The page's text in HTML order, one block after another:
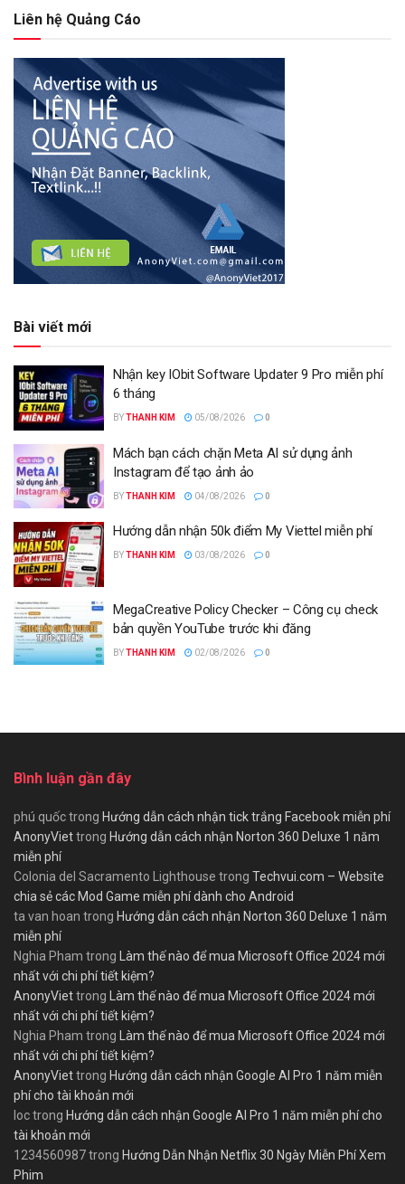
Liên hệ Quảng Cáo
Bài viết mới
Nhận key IObit Software Updater 9 Pro miễn phí
6 tháng
BYTHANH KIM 05/08/2026 0
Mách bạn cách chặn Meta AI sử dụng ảnh
Instagram để tạo ảnh ảo
BYTHANH KIM 04/08/2026 0
Hướng dẫn nhận 50k điểm My Viettel miễn phí
BYTHANH KIM 03/08/2026 0
MegaCreative Policy Checker – Công cụ check
bản quyền YouTube trước khi đăng
BYTHANH KIM 02/08/2026 0
Bình luận gần đây
phú quốctrong Hướng dẫn cách nhận tick trắng Facebook miễn phí
AnonyViettrong Hướng dẫn cách nhận Norton 360 Deluxe 1 năm
miễn phí
Colonia del Sacramento Lighthouse trong Techvui.com – Website
chia sẻ các Mod Game miễn phí dành cho Android
ta van hoan trong Hướng dẫn cách nhận Norton 360 Deluxe 1 năm
miễn phí
Nghia Pham trong
Làm thế nào để mua Microsoft Office 2024 mới
nhất với chi phí tiết kiệm?
AnonyViettrong
Làm thế nào để mua Microsoft Office 2024 mới
nhất với chi phí tiết kiệm?
Nghia Pham trong
Làm thế nào để mua Microsoft Office 2024 mới
nhất với chi phí tiết kiệm?
AnonyViettrong Hướng dẫn cách nhận Google AI Pro 1 năm miễn
phí cho tài khoản mới
loctrong Hướng dẫn cách nhận Google AI Pro 1 năm miễn phí cho
tài khoản mới
1234560987trong Hướng Dẫn Nhận Netflix 30 Ngày Miễn Phí Xem
Phim